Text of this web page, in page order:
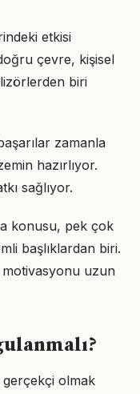
etkisi
çevre, kişisel
biri
zamanla
hazırlıyor.
sağlıyor.
konusu, pek çok
başlıklardan biri.
uzun
gerçekçi olmak